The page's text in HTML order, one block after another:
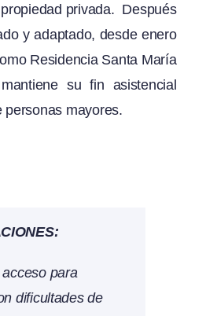
privada. Después
y adaptado, desde enero
Residencia Santa María
su fin asistencial
personas mayores.
para
dificultades de